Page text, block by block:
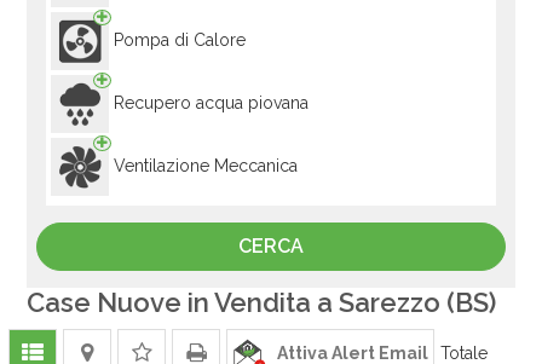
Pompa di Calore
Recupero acqua piovana
Ventilazione Meccanica
Case Nuove in Vendita a Sarezzo (BS)
Attiva Alert Email Totale